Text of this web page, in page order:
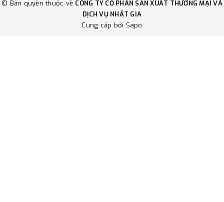
© Bản quyền thuộc về CÔNG TY CỔ PHẦN SẢN XUẤT THƯƠNG MẠI VÀ
DỊCH VỤ NHẤT GIA
Cung cấp bởi Sapo